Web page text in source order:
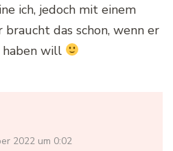
ich, jedoch mit einem
braucht das schon, wenn er
will
2022 um 0:02